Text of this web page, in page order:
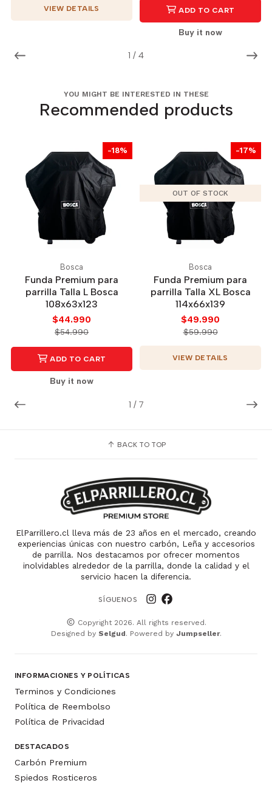
1 / 4
VIEW DETAILS ADD TO CART
Buy it now
YOU MIGHT BE INTERESTED IN THESE
Recommended products
1 / 7
-18%
Bosca
Funda Premium para
parrilla Talla L Bosca
108x63x123
$44.990
$54.990
ADD TO CART
Buy it now
-17%
OUT OF STOCK
Bosca
Funda Premium para
parrilla Talla XL Bosca
114x66x139
$49.990
$59.990
VIEW DETAILS
BACK TO TOP
ElParrillero.cl lleva más de 23 años en el mercado, creando
experiencias únicas con nuestro carbón, Leña y accesorios
de parrilla. Nos destacamos por ofrecer momentos
inolvidables alrededor de la parrilla, donde la calidad y el
servicio hacen la diferencia.
SÍGUENOS
Copyright 2026. All rights reserved.
Designed by Selgud. Powered by Jumpseller.
INFORMACIONES Y POLÍTICAS
Terminos y Condiciones
Política de Reembolso
Política de Privacidad
DESTACADOS
Carbón Premium
Spiedos Rosticeros